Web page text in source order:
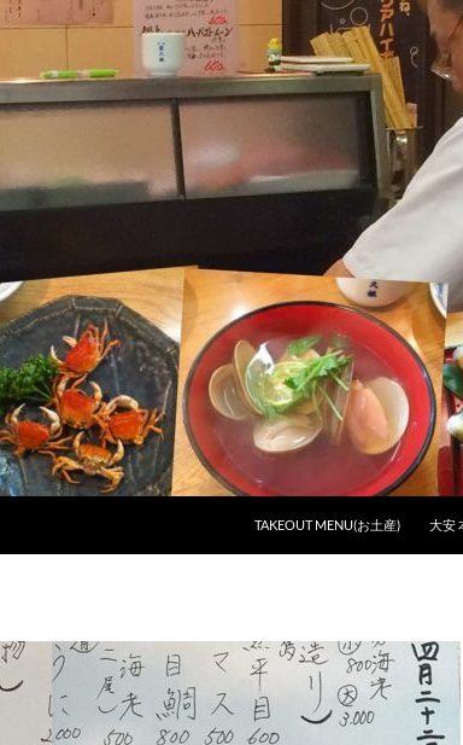
TAKEOUT MENU(お土産)
大安